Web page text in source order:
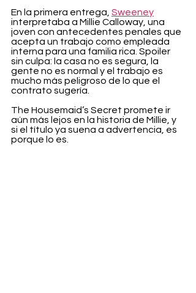
En la primera entrega, Sweeney
interpretaba a Millie Calloway, una
joven con antecedentes penales que
acepta un trabajo como empleada
interna para una familia rica. Spoiler
sin culpa: la casa no es segura, la
gente no es normal y el trabajo es
mucho más peligroso de lo que el
contrato sugería.
The Housemaid’s Secret promete ir
aún más lejos en la historia de Millie, y
si el título ya suena a advertencia, es
porque lo es.